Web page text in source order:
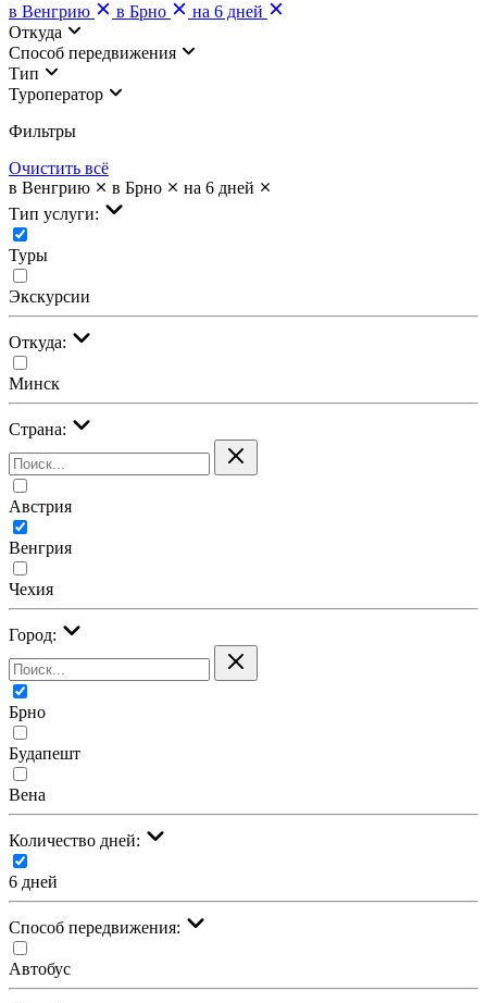
в Венгрию
в Брно
на 6 дней
Откуда
Cпособ передвижения
Тип
Туроператор
Фильтры
Очистить всё
в Венгрию
в Брно
на 6 дней
Тип услуги:
Туры
Экскурсии
Откуда:
Минск
Страна:
Австрия
Венгрия
Чехия
Город:
Брно
Будапешт
Вена
Количество дней:
6 дней
Cпособ передвижения:
Автобус